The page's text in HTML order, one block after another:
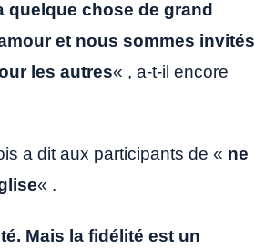
quelque chose de grand
et nous sommes invités
les autres« , a-t-il encore
a dit aux participants de « ne
« .
Mais la fidélité est un